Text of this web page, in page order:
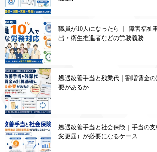
職員が10人になったら ｜ 障害福祉
出・衛生推進者などの労務義務
処遇改善手当と残業代｜割増賃金
要があるか
処遇改善手当と社会保険｜手当の
変更届）が必要になるケース